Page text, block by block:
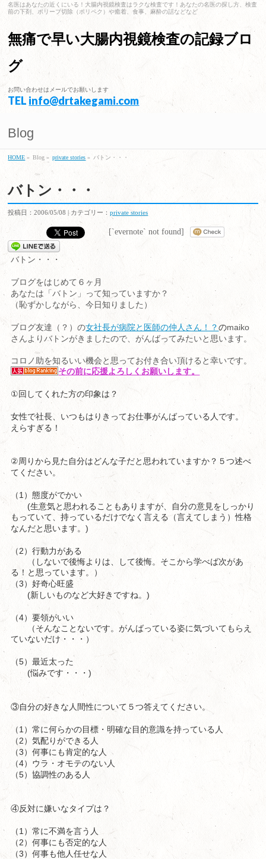
名医はあなたの近くにいる！大腸内視鏡検査はラクな検査です！あなたの名医の探し方、検査
前の下剤、ポリープ切除（ポリペク）や癒着、食事、麻酔の話などなど
無痛で早い大腸内視鏡検査の記録ブロ
グ
お問い合わせはメールでお願いします
TEL info@drtakegami.com
Blog
HOME » Blog » private stories » バトン・・・
バトン・・・
投稿日：2006/05/08 | カテゴリー：private stories
[`evernote` not found]
バトン・・・
ブログをはじめて６ヶ月
あなたは「バトン」って知っていますか？
（恥ずかしながら、今日知りました）
ブログ友達（？）の女社長が病院と医師の仲人さん！？のmaiko
さんよりバトンがきましたので、がんばってみたいと思います。
コロノ助を知るいい機会と思ってお付き合い頂けると幸いです。
その前に応援よろしくお願いします。
① 回してくれた方の印象は？
女性で社長、いつもはりきってお仕事がんばっている人です。
えらすぎる！
②周りから見た自分はどんな子だと思われていますか？５つ述べ
てください。
（ 1 ）態度がでかい
(生意気と思われることもありますが、自分の意見をしっかり
もっていて、持っているだけでなく言える（言えてしまう）性格
なんだと思います。)
（2 ）行動力がある
（ しないで後悔よりは、して後悔。そこから学べば次があ
る！と思っています。）
（3 ）好奇心旺盛
(新しいものなど大好きですね。)
（4）要領がいい
（そんなことないです。がんばっている姿に気づいてもらえ
ていないだけ・・・）
（5）最近太った
(悩みです・・・)
③自分の好きな人間性について５つ答えてください。
（ 1 ）常に何らかの目標・明確な目的意識を持っている人
（2 ）気配りができる人
（3 ）何事にも肯定的な人
（4）ウラ・オモテのない人
（5）協調性のある人
④反対に嫌いなタイプは？
（ 1 ）常に不満を言う人
（2 ）何事にも否定的な人
（3 ）何事も他人任せな人